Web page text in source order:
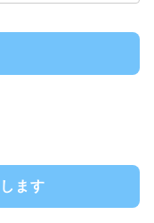
ます